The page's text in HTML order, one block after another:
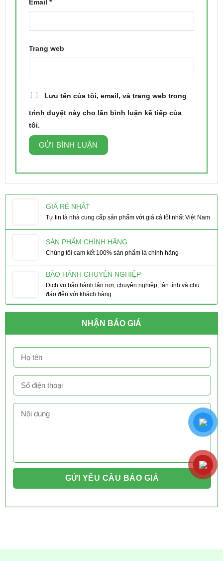
Email *
Trang web
Lưu tên của tôi, email, và trang web trong
trình duyệt này cho lần bình luận kế tiếp của
tôi.
GIÁ RẺ NHẤT
Tự tin là nhà cung cấp sản phẩm với giá cả tốt nhất Việt Nam
SẢN PHẨM CHÍNH HÃNG
Chúng tôi cam kết 100% sản phẩm là chính hãng
BẢO HÀNH CHUYÊN NGHIỆP
Dịch vụ bảo hành tận nơi, chuyên nghiệp, tận tình và chu
đáo đến với khách hàng
NHẬN BÁO GIÁ